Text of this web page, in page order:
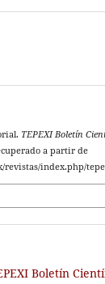
TEPEXI Boletín
a partir de
revistas/index.php/
Boletín